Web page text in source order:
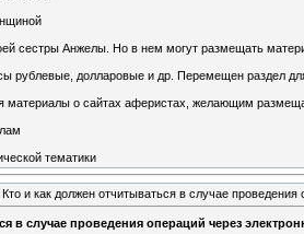
сестры Анжелы. Но в нем могут размещать
рублевые, долларовые и др. Перемещен раздел
материалы о сайтах аферистах, желающим
тематики
Кто и как должен отчитываться в случае
в случае проведения операций через